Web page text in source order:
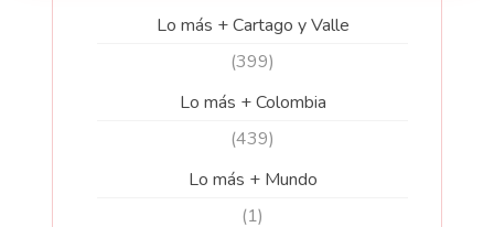
Lo más + Cartago y Valle
(399)
Lo más + Colombia
(439)
Lo más + Mundo
(1)